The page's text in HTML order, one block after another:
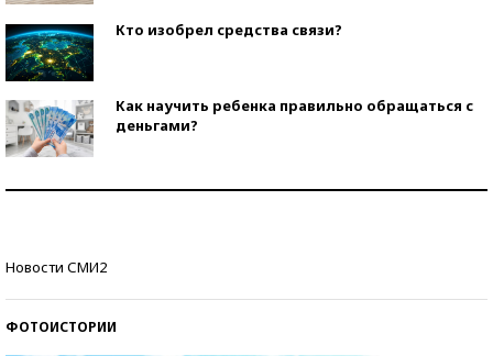
Кто изобрел средства связи?
Как научить ребенка правильно обращаться с
деньгами?
Новости СМИ2
ФОТОИСТОРИИ